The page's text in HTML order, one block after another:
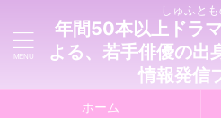
しゅふと
年間50本以上ドラ
よる、若手俳優の出
情報発信
ホーム